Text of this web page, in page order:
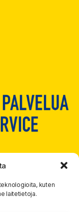
kuten
laitetietoja.